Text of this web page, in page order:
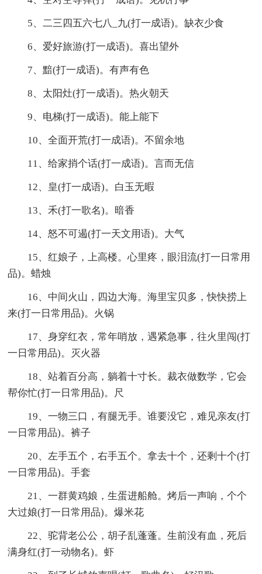
5、二三四五六七八_九(打一成语)。缺衣少食
6、爱好旅游(打一成语)。喜出望外
7、黯(打一成语)。有声有色
8、太阳灶(打一成语)。热火朝天
9、电梯(打一成语)。能上能下
10、全面开荒(打一成语)。不留余地
11、给家捎个话(打一成语)。言而无信
12、皇(打一成语)。白玉无暇
13、禾(打一歌名)。暗香
14、怒不可遏(打一天文用语)。大气
15、红娘子，上高楼。心里疼，眼泪流(打一日常用
品)。蜡烛
16、中间火山，四边大海。海里宝贝多，快快捞上
来(打一日常用品)。火锅
17、身穿红衣，常年哨放，遇紧急事，往火里闯(打
一日常用品)。灭火器
18、站着百分高，躺着十寸长。裁衣做数学，它会
帮你忙(打一日常用品)。尺
19、一物三口，有腿无手。谁要没它，难见亲友(打
一日常用品)。裤子
20、左手五个，右手五个。拿去十个，还剩十个(打
一日常用品)。手套
21、一群黄鸡娘，生蛋进船舱。烤后一声响，个个
大过娘(打一日常用品)。爆米花
22、驼背老公公，胡子乱蓬蓬。生前没有血，死后
满身红(打一动物名)。虾